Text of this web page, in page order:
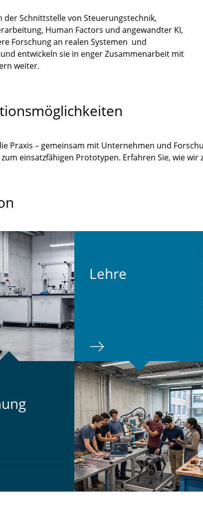
der Schnittstelle von Steuerungstechnik,
Human Factors und angewandter KI,
Forschung an realen Systemen und
entwickeln sie in enger Zusammenarbeit mit
weiter.
Praxis – gemeinsam mit Unternehmen und
einsatzfähigen Prototypen. Erfahren Sie, wie
Lehre